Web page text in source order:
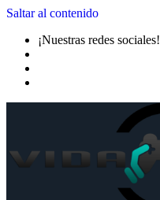
Saltar al contenido
¡Nuestras redes sociales!